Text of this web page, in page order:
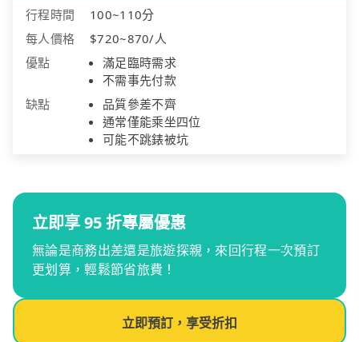
行程時間
100~110分
每人價格
$720~870/人
優點
滿足臨時需求
不需事先付款
缺點
品質參差不齊
通常僅能乘坐四位
可能不跳錶被坑
立即享 95 折專屬優惠
無論是商務出差還是旅遊探親，來回行程一次預訂
更划算，輕鬆節省旅費！
立即預訂，享受折扣